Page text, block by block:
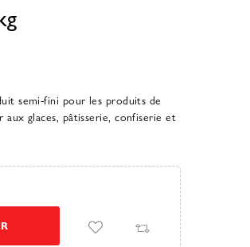
semi-fini pour les produits de
glaces, pâtisserie, confiserie et